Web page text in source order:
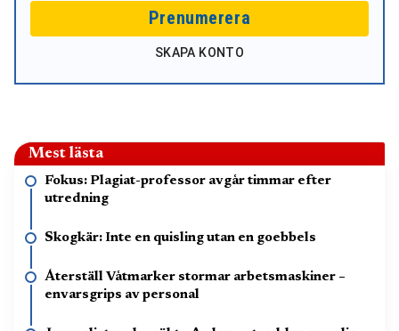
Prenumerera
SKAPA KONTO
Mest lästa
Fokus: Plagiat-professor avgår timmar efter
utredning
Skogkär: Inte en quisling utan en goebbels
Återställ Våtmarker stormar arbetsmaskiner –
envarsgrips av personal